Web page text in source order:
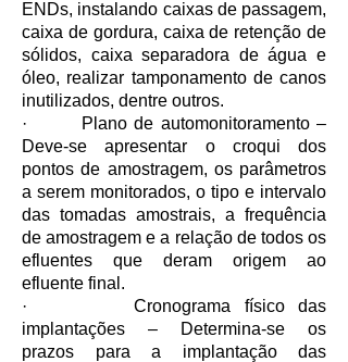
ENDs, instalando caixas de passagem,
caixa de gordura, caixa de retenção de
sólidos, caixa separadora de água e
óleo, realizar tamponamento de canos
inutilizados, dentre outros.
· Plano de automonitoramento –
Deve-se apresentar o croqui dos
pontos de amostragem, os parâmetros
a serem monitorados, o tipo e intervalo
das tomadas amostrais, a frequência
de amostragem e a relação de todos os
efluentes que deram origem ao
efluente final.
· Cronograma físico das
implantações – Determina-se os
prazos para a implantação das